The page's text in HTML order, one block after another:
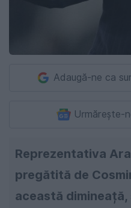
Adaugă-ne ca
Urmărește-
Reprezentativa
pregătită de
această